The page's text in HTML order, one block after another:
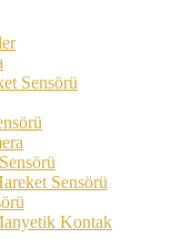
Sensörü
Sensörü
Kontak